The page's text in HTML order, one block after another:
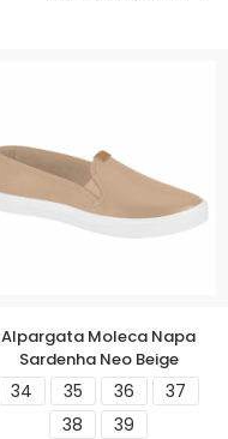
Alpargata Moleca Napa
Sardenha Neo Beige
34 35 36
37
38
39